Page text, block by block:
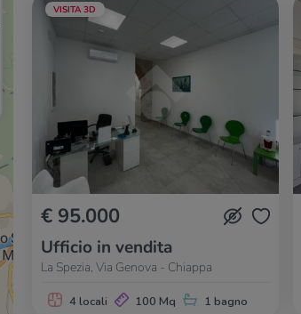
VISITA 3D
€ 95.000
Ufficio in vendita
La Spezia, Via Genova - Chiappa
4 locali 100 Mq 1 bagno